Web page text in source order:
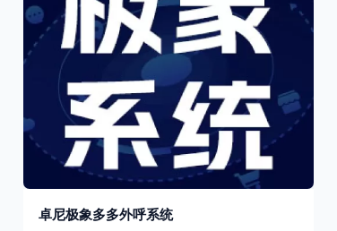
卓尼极象多多外呼系统